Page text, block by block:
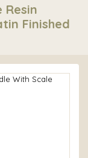
Resin
Finished